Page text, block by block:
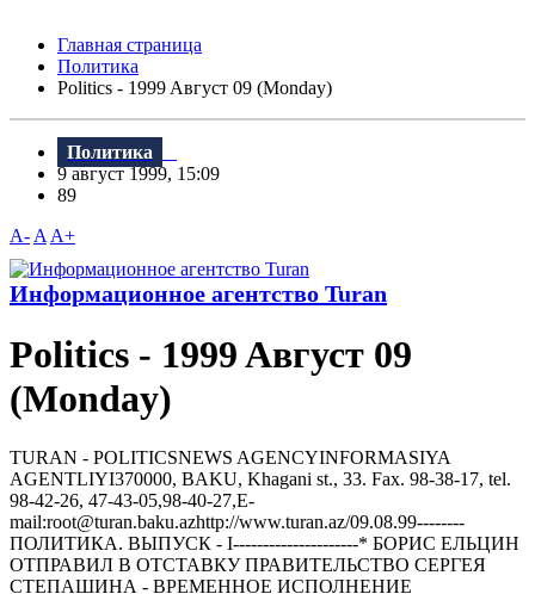
Главная страница
Политика
Politics - 1999 Aвгуст 09 (Monday)
Политика
9 август 1999, 15:09
89
A- A A+
Информационное агентство Turan
Politics - 1999 Aвгуст 09
(Monday)
TURAN - РOLITICSNEWS AGENCYINFORMASIYA
AGENTLIYI370000, BAKU, Khagani st., 33. Fax. 98-38-17, tel.
98-42-26, 47-43-05,98-40-27,E-
mail:root@turan.baku.azhttр://www.turan.az/09.08.99--------
ПОЛИТИКА. ВЫПУСК - I---------------------* БОРИС ЕЛЬЦИН
ОТПРАВИЛ В ОТСТАВКУ ПРАВИТЕЛЬСТВО СЕРГЕЯ
СТЕПАШИНА - ВРЕМЕННОЕ ИСПОЛНЕНИЕ